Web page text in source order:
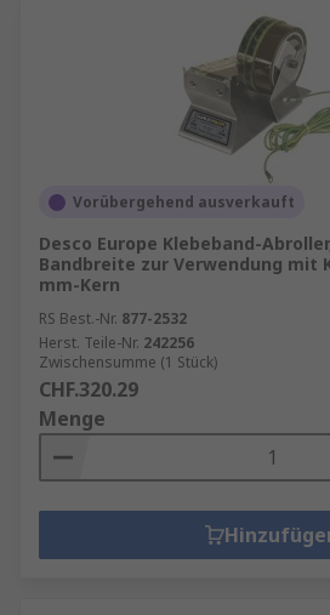
Vorübergehend ausverkauft
Desco Europe Klebeband-
Bandbreite zur Verwendung mit
mm-Kern
RS Best.-Nr. 877-2532
Herst. Teile-Nr. 242256
Zwischensumme (1 Stück)
CHF.320.29
Menge